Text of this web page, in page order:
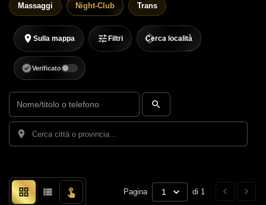
Massaggi Night-Club Trans
Sulla mappa Filtri Cerca località
Verificato
Pagina 1 di 1